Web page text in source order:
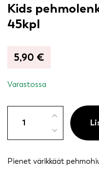
Kids
45kpl
5,90 €
Varastossa
pehmolenkkisetti,
määrä
Pienet värikkäät